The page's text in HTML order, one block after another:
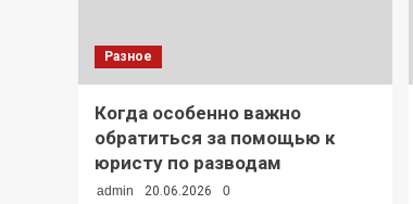
Разное
Когда особенно важно
обратиться за помощью к
юристу по разводам
admin 20.06.2026 0